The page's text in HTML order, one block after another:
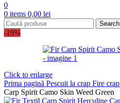
0
0 items 0,00 lei
Search
-19%
Click to enlarge
Prima pagină Pescuit la crap Fire crap
Carp Spirit Camo Skin Weed Green